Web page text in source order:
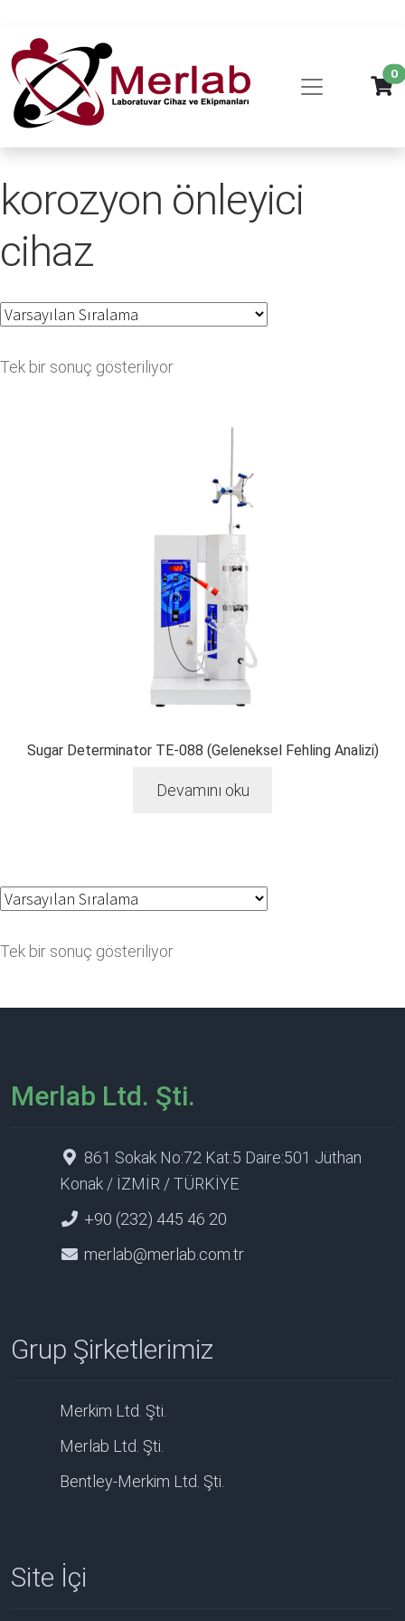
0
korozyon önleyici
cihaz
Tek bir sonuç gösteriliyor
Sugar Determinator TE-088 (Geleneksel Fehling Analizi)
Devamını oku
Tek bir sonuç gösteriliyor
Merlab Ltd. Şti.
861 Sokak No:72 Kat:5 Daire:501 Jüthan
Konak / İZMİR / TÜRKİYE
+90 (232) 445 46 20
merlab@merlab.com.tr
Grup Şirketlerimiz
Merkim Ltd. Şti.
Merlab Ltd. Şti.
Bentley-Merkim Ltd. Şti.
Site İçi